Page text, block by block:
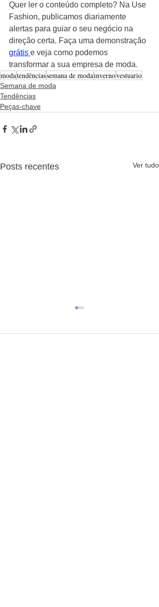
Quer ler o conteúdo completo? Na Use
Fashion, publicamos diariamente
alertas para guiar o seu negócio na
direção certa. Faça uma demonstração
grátis e veja como podemos
transformar a sua empresa de moda.
modatendênciassemana de modainvernovestuario
Semana de moda
Tendências
Peças-chave
Posts recentes Ver tudo